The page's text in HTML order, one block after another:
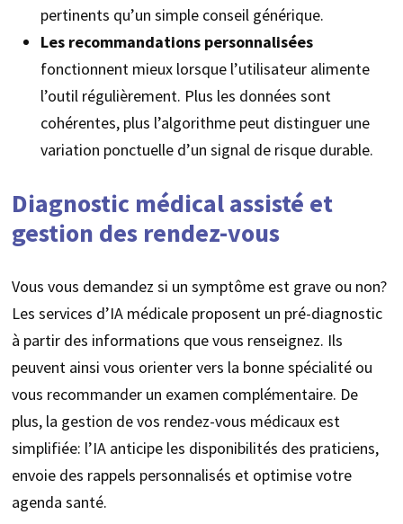
pertinents qu’un simple conseil générique.
Les recommandations personnalisées
fonctionnent mieux lorsque l’utilisateur alimente
l’outil régulièrement. Plus les données sont
cohérentes, plus l’algorithme peut distinguer une
variation ponctuelle d’un signal de risque durable.
Diagnostic médical assisté et
gestion des rendez-vous
Vous vous demandez si un symptôme est grave ou non?
Les services d’IA médicale proposent un pré-diagnostic
à partir des informations que vous renseignez. Ils
peuvent ainsi vous orienter vers la bonne spécialité ou
vous recommander un examen complémentaire. De
plus, la gestion de vos rendez-vous médicaux est
simplifiée: l’IA anticipe les disponibilités des praticiens,
envoie des rappels personnalisés et optimise votre
agenda santé.